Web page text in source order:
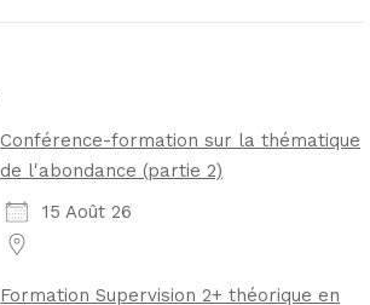
Conférence-formation sur la thématique
de l'abondance (partie 2)
15 Août 26
Formation Supervision 2+ théorique en